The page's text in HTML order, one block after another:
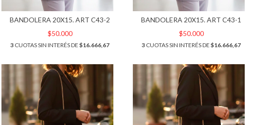
BANDOLERA 20X15. ART C43-2
$50.000
3 CUOTAS SIN INTERÉS DE$16.666,67
BANDOLERA 20X15. ART C43-1
$50.000
3 CUOTAS SIN INTERÉS DE$16.666,67